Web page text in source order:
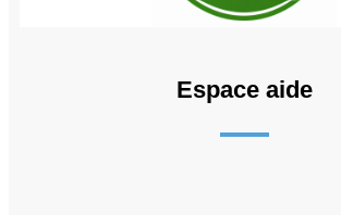
Espace aide